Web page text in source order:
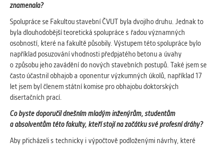
znamenala?
Spolupráce se Fakultou stavební ČVUT byla dvojího druhu. Jednak to
byla dlouhodobější teoretická spolupráce s řadou významných
osobností, které na fakultě působily. Výstupem této spolupráce bylo
například posuzování vhodnosti předpjatého betonu a úvahy
o způsobu jeho zavádění do nových stavebních postupů. Také jsem se
často účastnil obhajob a oponentur výzkumných úkolů, například 17
let jsem byl členem státní komise pro obhajobu doktorských
disertačních prací.
Co byste doporučil dnešním mladým inženýrům, studentům
a absolventům této fakulty, kteří stojí na začátku své profesní dráhy?
Aby přicházeli s technicky i výpočtově podloženými návrhy, které